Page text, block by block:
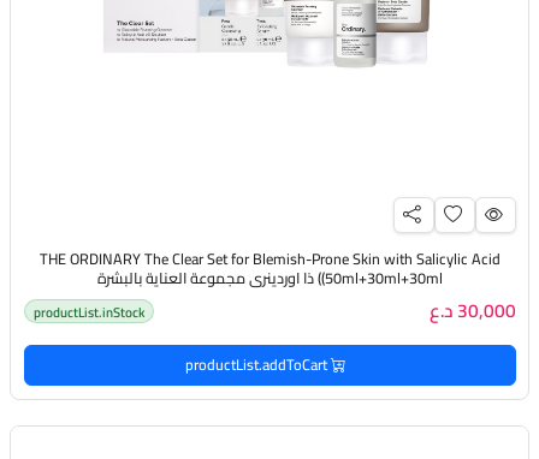
THE ORDINARY The Clear Set for Blemish-Prone Skin with Salicylic Acid
(50ml+30ml+30ml) ذا اوردينري مجموعة العناية بالبشرة
30,000 د.ع productList.inStock
productList.addToCart